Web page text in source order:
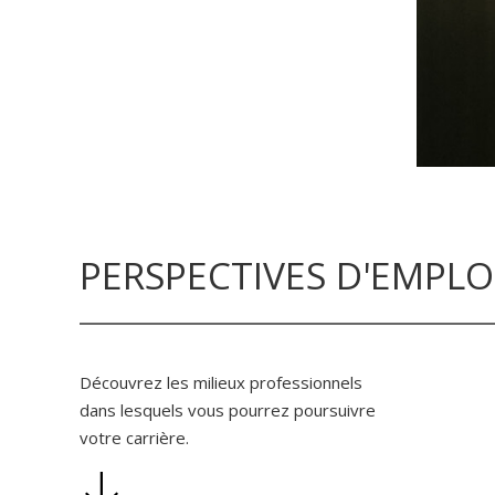
PERSPECTIVES
Découvrez les milieux professionnels
dans lesquels vous pourrez poursuivre
votre carrière.